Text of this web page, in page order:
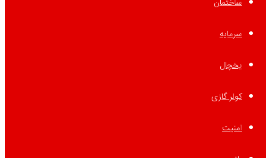
ساختمان
سرمایه
یخچال
کولر گازی
امنیت